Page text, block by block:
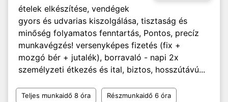
ételek elkészítése, vendégek
gyors és udvarias kiszolgálása, tisztaság és
minőség folyamatos fenntartás, Pontos, precíz
munkavégzés! versenyképes fizetés (fix +
mozgó bér + jutalék), borravaló - napi 2x
személyzeti étkezés és ital, biztos, hosszútávú...
Teljes munkaidő 8 óra Részmunkaidő 6 óra